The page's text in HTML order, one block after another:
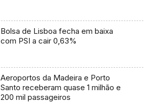
Bolsa de Lisboa fecha em baixa
com PSI a cair 0,63%
Aeroportos da Madeira e Porto
Santo receberam quase 1 milhão e
200 mil passageiros